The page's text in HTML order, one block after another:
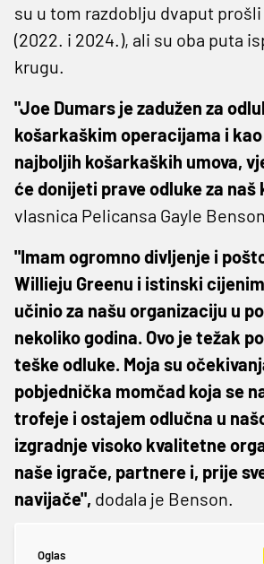
su u tom razdoblju dvaput
(2022. i 2024.), ali su oba puta
krugu.
"Joe Dumars je zadužen za
košarkaškim operacijama i
najboljih košarkaških umova,
će donijeti prave odluke za naš
vlasnica Pelicansa Gayle
"Imam ogromno divljenje i
Willieju Greenu i istinski
učinio za našu organizaciju u
nekoliko godina. Ovo je težak
teške odluke. Moja su
pobjednička momčad koja se
trofeje i ostajem odlučna u
izgradnje visoko kvalitetne
naše igrače, partnere i, prije
navijače", dodala je Benson.
Oglas